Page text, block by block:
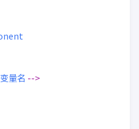
量名 -->